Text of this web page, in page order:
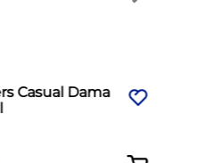
Casual Dama